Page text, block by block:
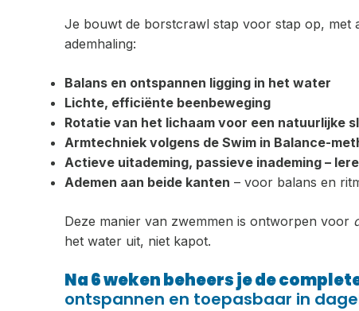
Je bouwt de borstcrawl stap voor stap op, met
ademhaling:
Balans en ontspannen ligging in het water
Lichte, efficiënte beenbeweging
Rotatie van het lichaam voor een natuurlijke
Armtechniek volgens de Swim in Balance-
Actieve uitademing, passieve inademing –
Ademen aan beide kanten – voor balans en
Deze manier van zwemmen is ontworpen voor
het water uit, niet kapot.
Na 6 weken beheers je de
ontspannen en toepasbaar in